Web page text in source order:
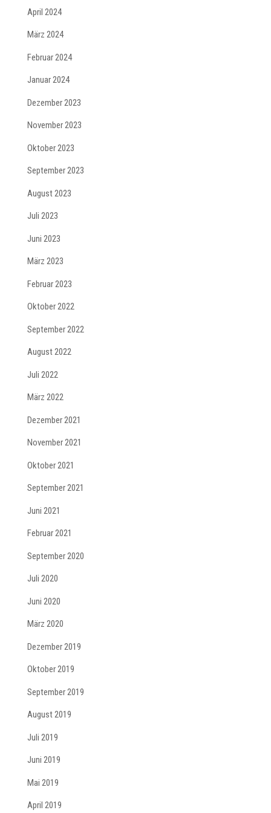
April 2024
März 2024
Februar 2024
Januar 2024
Dezember 2023
November 2023
Oktober 2023
September 2023
August 2023
Juli 2023
Juni 2023
März 2023
Februar 2023
Oktober 2022
September 2022
August 2022
Juli 2022
März 2022
Dezember 2021
November 2021
Oktober 2021
September 2021
Juni 2021
Februar 2021
September 2020
Juli 2020
Juni 2020
März 2020
Dezember 2019
Oktober 2019
September 2019
August 2019
Juli 2019
Juni 2019
Mai 2019
April 2019